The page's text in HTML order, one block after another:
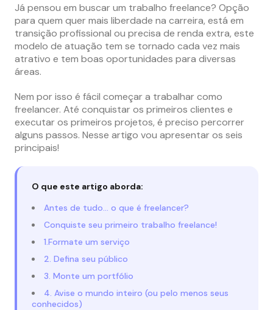
Já pensou em buscar um trabalho freelance? Opção
para quem quer mais liberdade na carreira, está em
transição profissional ou precisa de renda extra, este
modelo de atuação tem se tornado cada vez mais
atrativo e tem boas oportunidades para diversas
áreas.
Nem por isso é fácil começar a trabalhar como
freelancer. Até conquistar os primeiros clientes e
executar os primeiros projetos, é preciso percorrer
alguns passos. Nesse artigo vou apresentar os seis
principais!
O que este artigo aborda:
Antes de tudo… o que é freelancer?
Conquiste seu primeiro trabalho freelance!
1.Formate um serviço
2. Defina seu público
3. Monte um portfólio
4. Avise o mundo inteiro (ou pelo menos seus
conhecidos)